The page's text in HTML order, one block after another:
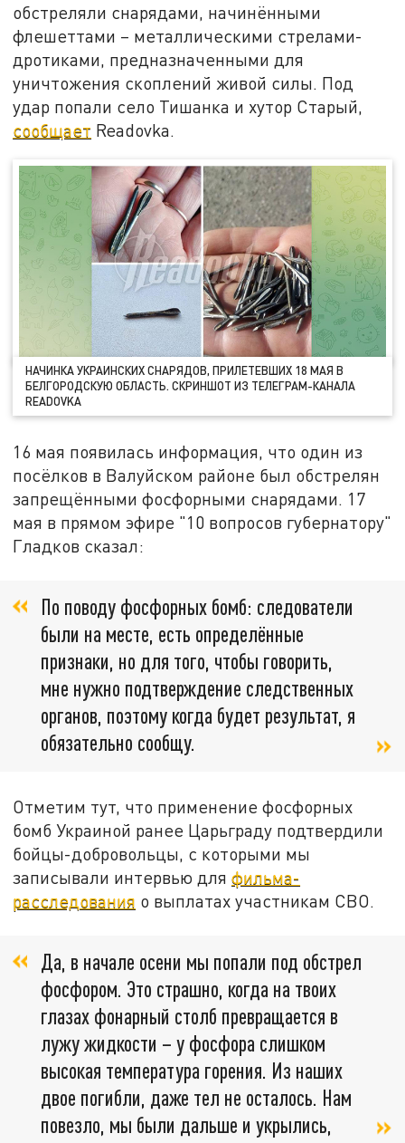
обстреляли снарядами, начинёнными
флешеттами – металлическими стрелами-
дротиками, предназначенными для
уничтожения скоплений живой силы. Под
удар попали село Тишанка и хутор Старый,
сообщает Readovka.
НАЧИНКА УКРАИНСКИХ СНАРЯДОВ, ПРИЛЕТЕВШИХ 18 МАЯ В
БЕЛГОРОДСКУЮ ОБЛАСТЬ. СКРИНШОТ ИЗ ТЕЛЕГРАМ-КАНАЛА
READOVKA
16 мая появилась информация, что один из
посёлков в Валуйском районе был обстрелян
запрещёнными фосфорными снарядами. 17
мая в прямом эфире "10 вопросов губернатору"
Гладков сказал:
По поводу фосфорных бомб: следователи
были на месте, есть определённые
признаки, но для того, чтобы говорить,
мне нужно подтверждение следственных
органов, поэтому когда будет результат, я
обязательно сообщу.
Отметим тут, что применение фосфорных
бомб Украиной ранее Царьграду подтвердили
бойцы-добровольцы, с которыми мы
записывали интервью дляфильма-
расследования о выплатах участникам СВО.
Да, в начале осени мы попали под обстрел
фосфором. Это страшно, когда на твоих
глазах фонарный столб превращается в
лужу жидкости – у фосфора слишком
высокая температура горения. Из наших
двое погибли, даже тел не осталось. Нам
повезло, мы были дальше и укрылись,